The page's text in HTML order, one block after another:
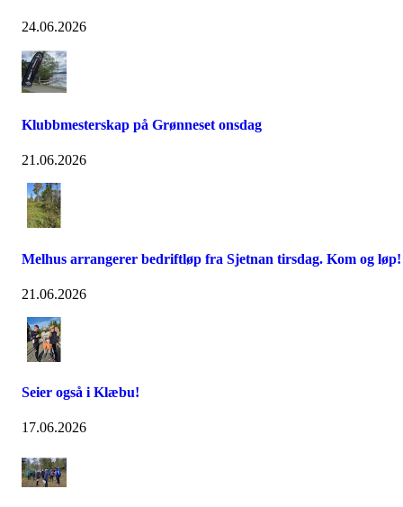
24.06.2026
Klubbmesterskap på Grønneset onsdag
21.06.2026
Melhus arrangerer bedriftløp fra Sjetnan tirsdag. Kom og løp!
21.06.2026
Seier også i Klæbu!
17.06.2026